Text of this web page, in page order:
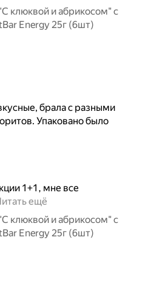
клюквой и абрикосом" с
Energy 25г (6шт)
брала с разными
Упаковано было
1+1, мне все
ещё
клюквой и абрикосом" с
Energy 25г (6шт)